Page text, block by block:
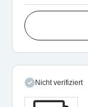
Nicht verifiziert